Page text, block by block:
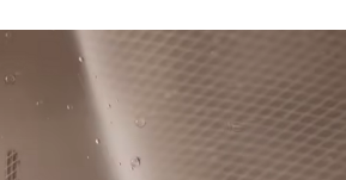
sul petto
TEMPERATURA MAX 110
Trasparenza della catena del
fornitori e dell'ecosistema... nessun
la supervisione del Coccodrillo.